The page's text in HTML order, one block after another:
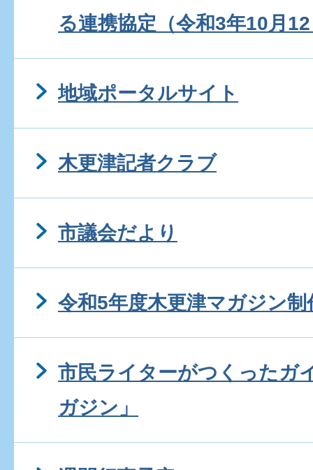
る連携協定（令和3年10月
地域ポータルサイト
木更津記者クラブ
市議会だより
令和5年度木更津マガジン
市民ライターがつくったガ
ガジン」